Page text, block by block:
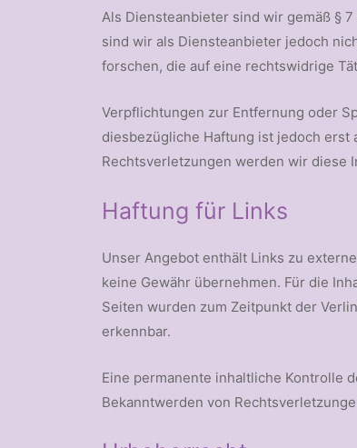
Als Diensteanbieter sind wir gemäß §
sind wir als Diensteanbieter jedoch
forschen, die auf eine rechtswidrige
Verpflichtungen zur Entfernung oder
diesbezügliche Haftung ist jedoch
Rechtsverletzungen werden wir diese
Haftung für Links
Unser Angebot enthält Links zu
keine Gewähr übernehmen. Für die
Seiten wurden zum Zeitpunkt der
erkennbar.
Eine permanente inhaltliche Kontrolle
Bekanntwerden von